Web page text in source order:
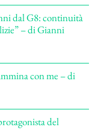
dal G8: continuità
– di Gianni
con me – di
del